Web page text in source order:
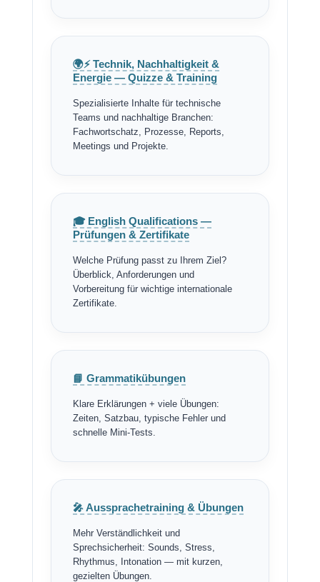
🌍⚡ Technik, Nachhaltigkeit &
Energie — Quizze & Training
Spezialisierte Inhalte für technische
Teams und nachhaltige Branchen:
Fachwortschatz, Prozesse, Reports,
Meetings und Projekte.
🎓 English Qualifications —
Prüfungen & Zertifikate
Welche Prüfung passt zu Ihrem Ziel?
Überblick, Anforderungen und
Vorbereitung für wichtige internationale
Zertifikate.
📘 Grammatikübungen
Klare Erklärungen + viele Übungen:
Zeiten, Satzbau, typische Fehler und
schnelle Mini-Tests.
🎤 Aussprachetraining & Übungen
Mehr Verständlichkeit und
Sprechsicherheit: Sounds, Stress,
Rhythmus, Intonation — mit kurzen,
gezielten Übungen.